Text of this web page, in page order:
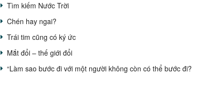
Tìm kiếm Nước Trời
Chén hay ngai?
Trái tim cũng có ký ức
Mắt đổi – thế giới đổi
“Làm sao bước đi với một người không còn có thể bước đi?